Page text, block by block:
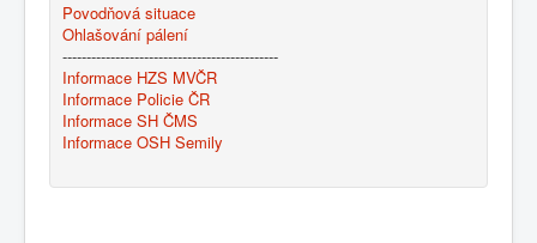
Povodňová situace
Ohlašování pálení
---------------------------------------------
Informace HZS MVČR
Informace Policie ČR
Informace SH ČMS
Informace OSH Semily